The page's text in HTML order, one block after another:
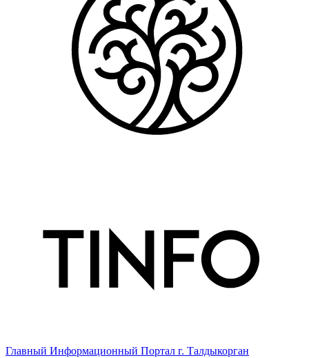
Главный Информационный Портал г. Талдыкорган